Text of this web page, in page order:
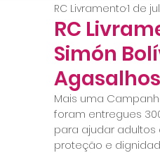
RC
Simón
Agasalhos
RC Livramento1 de jul.
Mais uma
foram entregues
para ajudar
proteção e